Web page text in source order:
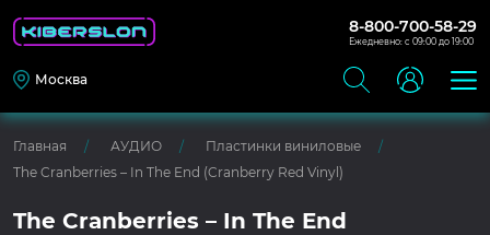
8-800-700-58-29
Ежедневно: с 09:00 до 19:00
Москва
Главная АУДИО
Пластинки виниловые
The Cranberries – In The End (Cranberry Red Vinyl)
The Cranberries – In The End